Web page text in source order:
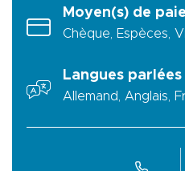
Moyen(s) de
Chèque, Espèces,
Langues parlées
Allemand, Anglais,